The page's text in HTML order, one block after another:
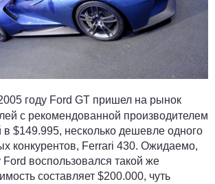
году Ford GT пришел на рынок
с рекомендованной производителем
в $149.995, несколько дешевле одного
конкурентов, Ferrari 430. Ожидаемо,
Ford воспользовался такой же
составляет $200.000, чуть